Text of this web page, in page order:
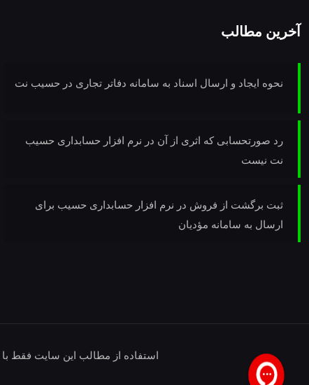
آخرین مطالب
نحوه ایجاد و ارسال اسناد به سامانه دفاتر تجاری در حسیب نت
رد صورتحسابی که اثری از آن در نرم افزار حسابداری حسیب
نت نیست
ثبت برگشت از فروش در نرم افزار حسابداری حسیب برای
ارسال به سامانه مؤدیان
استفاده از مطالب این سایت فقط